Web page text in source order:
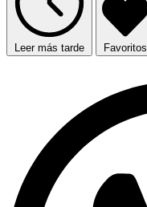
Leer más tarde Favoritos